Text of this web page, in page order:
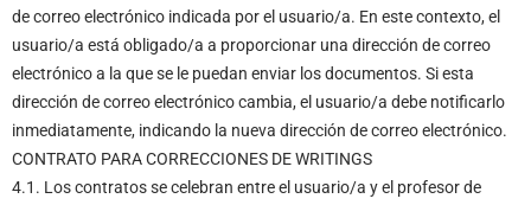
de correo electrónico indicada por el usuario/a. En este contexto, el
usuario/a está obligado/a a proporcionar una dirección de correo
electrónico a la que se le puedan enviar los documentos. Si esta
dirección de correo electrónico cambia, el usuario/a debe notificarlo
inmediatamente, indicando la nueva dirección de correo electrónico.
CONTRATO PARA CORRECCIONES DE WRITINGS
4.1. Los contratos se celebran entre el usuario/a y el profesor de